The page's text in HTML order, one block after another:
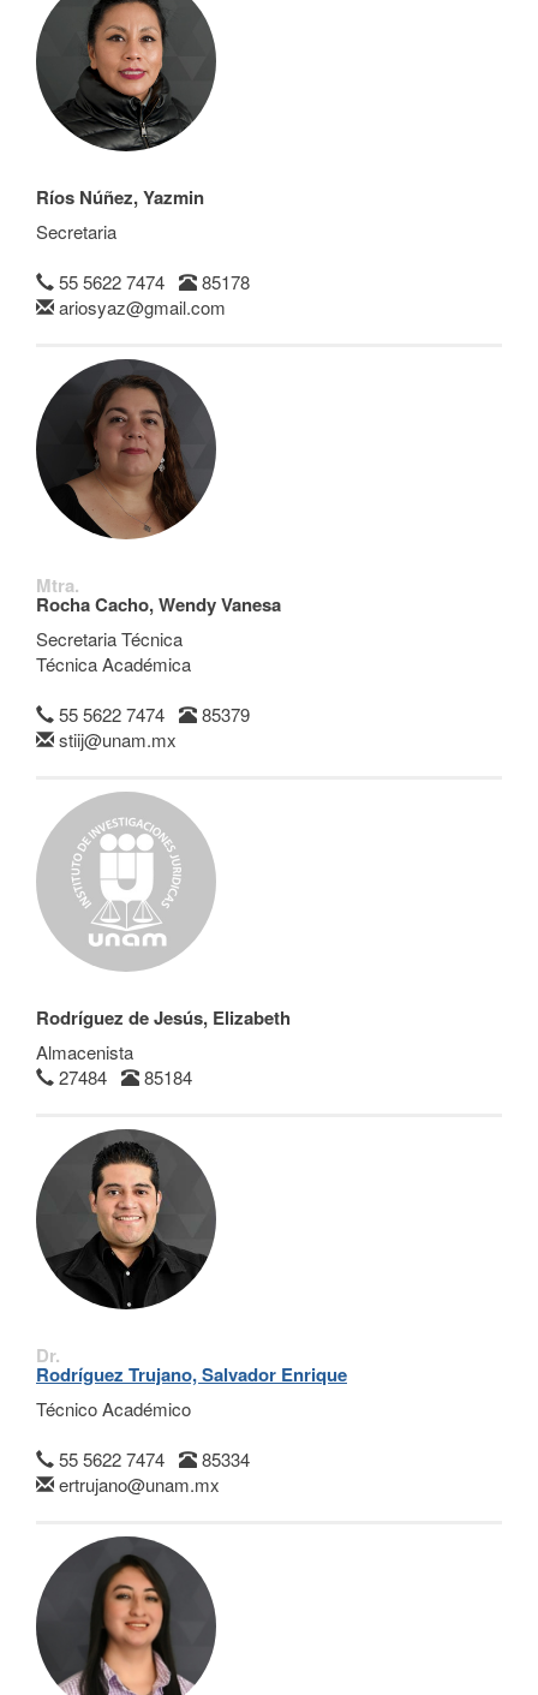
Ríos Núñez, Yazmin
Secretaria
55 5622 7474
85178
ariosyaz@gmail.com
Mtra.
Rocha Cacho, Wendy Vanesa
Secretaria Técnica
Técnica Académica
55 5622 7474
85379
stiij@unam.mx
Rodríguez de Jesús, Elizabeth
Almacenista
27484
85184
Dr.
Rodríguez Trujano, Salvador Enrique
Técnico Académico
55 5622 7474
85334
ertrujano@unam.mx